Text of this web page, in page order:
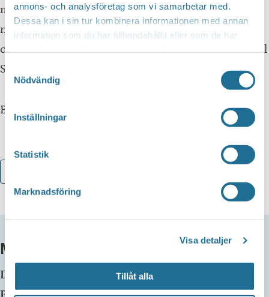
annons- och analysföretag som vi samarbetar med.
Dessa kan i sin tur kombinera informationen med annan
information som du har tillhandahållit eller som de har
Samtyckesval
Nödvändig
Inställningar
Statistik
Marknadsföring
Visa detaljer
Tillåt alla
med de maskerade grymma musikerna är detta
någonting som måste upplevas live. Occult tematik
och svängig rock utav bästa sort. Vi välkomnar Spiral
Skies till Bomber Fest!
Biljetter: www.tickster.com
MER INFO
Datum:
4 juli, 2024 kl 20:00
Plats:Bomber Bar